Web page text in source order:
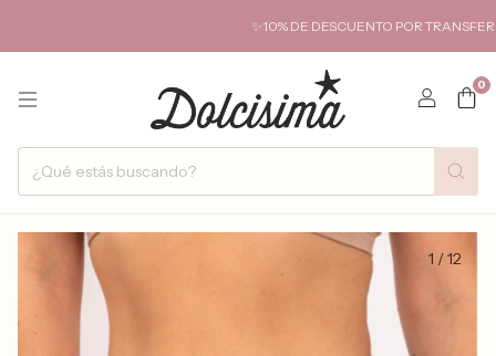
✨10% DE DESCUENTO POR
0
1 /12